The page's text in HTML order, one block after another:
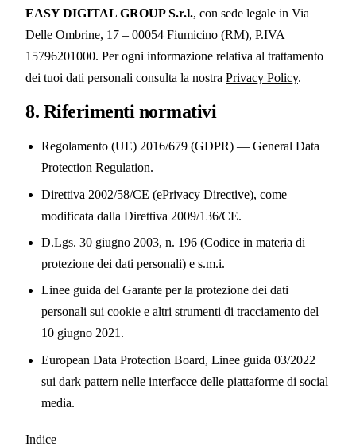
EASY DIGITAL GROUP S.r.l., con sede legale in Via
Delle Ombrine, 17 – 00054 Fiumicino (RM), P.IVA
15796201000. Per ogni informazione relativa al trattamento
dei tuoi dati personali consulta la nostra Privacy Policy.
8. Riferimenti normativi
Regolamento (UE) 2016/679 (GDPR) — General Data
Protection Regulation.
Direttiva 2002/58/CE (ePrivacy Directive), come
modificata dalla Direttiva 2009/136/CE.
D.Lgs. 30 giugno 2003, n. 196 (Codice in materia di
protezione dei dati personali) e s.m.i.
Linee guida del Garante per la protezione dei dati
personali sui cookie e altri strumenti di tracciamento del
10 giugno 2021.
European Data Protection Board, Linee guida 03/2022
sui dark pattern nelle interfacce delle piattaforme di social
media.
Indice